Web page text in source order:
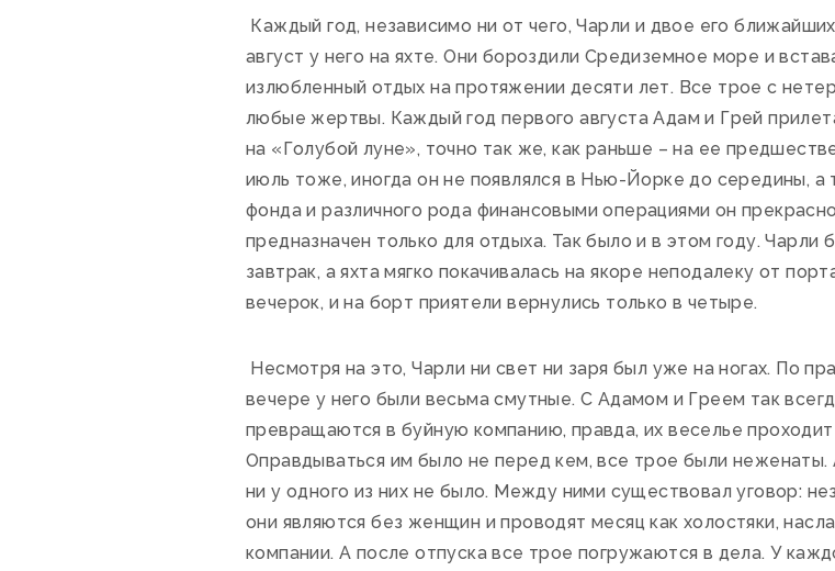
Каждый год, независимо ни от чего, Чарли и двое его
август у него на яхте. Они бороздили Средиземное море и
излюбленный отдых на протяжении десяти лет. Все трое с
любые жертвы. Каждый год первого августа Адам и Грей
на «Голубой луне», точно так же, как раньше – на ее
июль тоже, иногда он не появлялся в Нью-Йорке до середины, а
фонда и различного рода финансовыми операциями он
предназначен только для отдыха. Так было и в этом году.
завтрак, а яхта мягко покачивалась на якоре неподалеку от
вечерок, и на борт приятели вернулись только в четыре.
Несмотря на это, Чарли ни свет ни заря был уже на ногах. По
вечере у него были весьма смутные. С Адамом и Греем так
превращаются в буйную компанию, правда, их веселье
Оправдываться им было не перед кем, все трое были
ни у одного из них не было. Между ними существовал уговор:
они являются без женщин и проводят месяц как холостяки,
компании. А после отпуска все трое погружаются в дела. У